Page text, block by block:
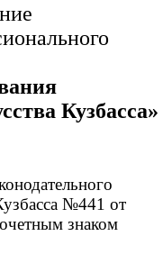
Кузбасса»
№441 от
знаком